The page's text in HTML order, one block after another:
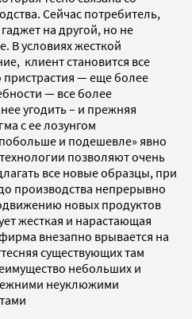
Сейчас потребитель,
на другой, но не
В условиях жесткой
клиент становится все
— еще более
— все более
угодить – и прежняя
с ее лозунгом
и подешевле» явно
позволяют очень
все новые образцы, при
производства непрерывно
новых продуктов
жесткая и нарастающая
внезапно врывается на
существующих там
небольших и
неуклюжими